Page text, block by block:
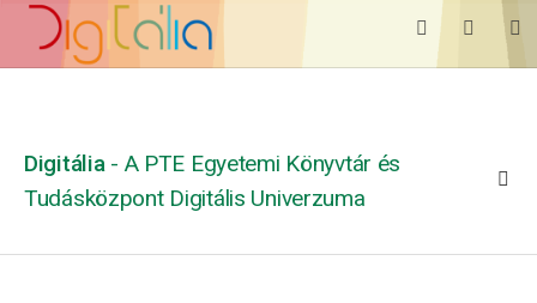
Digitália - A PTE Egyetemi Könyvtár és
Tudásközpont Digitális Univerzuma